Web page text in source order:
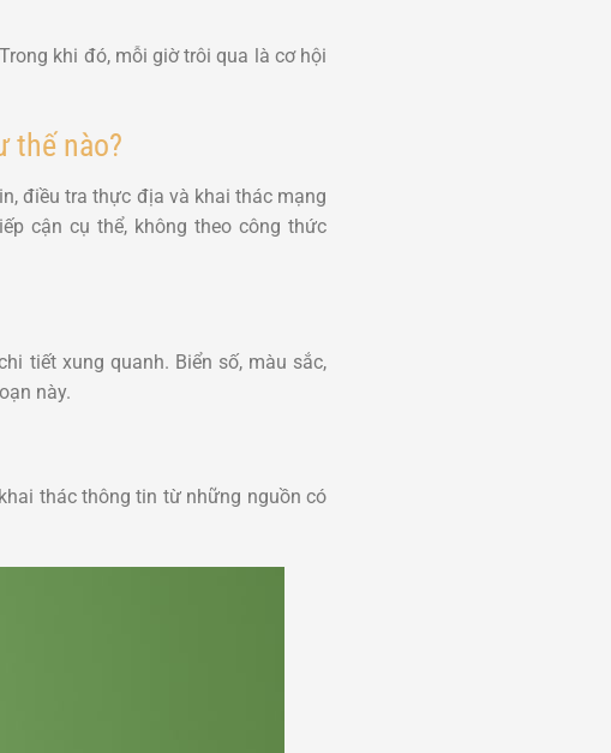
khi đó, mỗi giờ trôi qua là cơ hội
thế nào?
điều tra thực địa và khai thác mạng
cận cụ thể, không theo công thức
tiết xung quanh. Biển số, màu sắc,
này.
thác thông tin từ những nguồn có